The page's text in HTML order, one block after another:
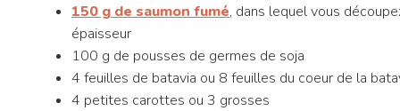
150 g de saumon fumé, dans lequel vous
épaisseur
100 g de pousses de germes de soja
4 feuilles de batavia ou 8 feuilles du coeur de la
4 petites carottes ou 3 grosses